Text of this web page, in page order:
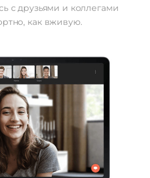
с друзьями и коллегами
как вживую.